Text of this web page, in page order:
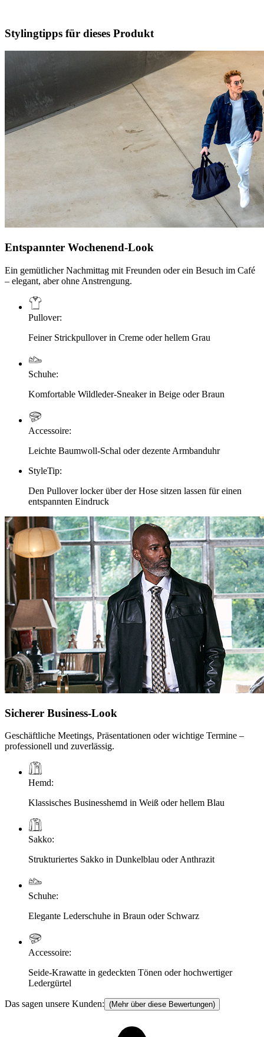
Stylingtipps für dieses Produkt
Entspannter Wochenend-Look
Ein gemütlicher Nachmittag mit Freunden oder ein Besuch im Café
– elegant, aber ohne Anstrengung.
Pullover:
Feiner Strickpullover in Creme oder hellem Grau
Schuhe:
Komfortable Wildleder-Sneaker in Beige oder Braun
Accessoire:
Leichte Baumwoll-Schal oder dezente Armbanduhr
StyleTip:
Den Pullover locker über der Hose sitzen lassen für einen
entspannten Eindruck
Sicherer Business-Look
Geschäftliche Meetings, Präsentationen oder wichtige Termine –
professionell und zuverlässig.
Hemd:
Klassisches Businesshemd in Weiß oder hellem Blau
Sakko:
Strukturiertes Sakko in Dunkelblau oder Anthrazit
Schuhe:
Elegante Lederschuhe in Braun oder Schwarz
Accessoire:
Seide-Krawatte in gedeckten Tönen oder hochwertiger
Ledergürtel
Das sagen unsere Kunden: (Mehr über diese Bewertungen)